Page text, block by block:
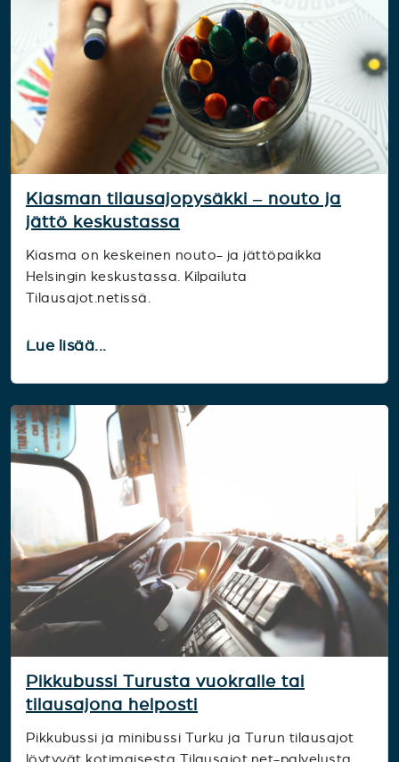
Kiasman tilausajopysäkki – nouto ja
jättö keskustassa
Kiasma on keskeinen nouto- ja jättöpaikka
Helsingin keskustassa. Kilpailuta
Tilausajot.netissä.
Lue lisää...
Pikkubussi Turusta vuokralle tai
tilausajona helposti
Pikkubussi ja minibussi Turku ja Turun tilausajot